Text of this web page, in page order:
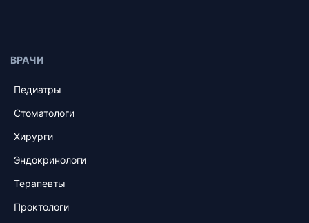
ВРАЧИ
Педиатры
Стоматологи
Хирурги
Эндокринологи
Терапевты
Проктологи